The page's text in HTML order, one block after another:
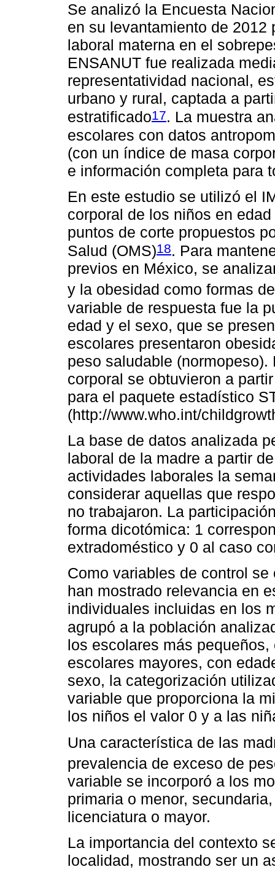
Se analizó la Encuesta
en su levantamiento de
laboral materna en el
ENSANUT fue realizada
representatividad nacional,
urbano y rural, captada a
estratificado17. La muestra
escolares con datos
(con un índice de masa
e información completa para
En este estudio se utilizó el
corporal de los niños en
puntos de corte propuestos
Salud (OMS)18. Para
previos en México, se
y la obesidad como formas
variable de respuesta fue la
edad y el sexo, que se
escolares presentaron
peso saludable
corporal se obtuvieron a
para el paquete estadístico
(http://www.who.int/
La base de datos analizada
laboral de la madre a partir
actividades laborales la
considerar aquellas que
no trabajaron. La
forma dicotómica: 1
extradoméstico y 0 al caso
Como variables de control
han mostrado relevancia en
individuales incluidas en los
agrupó a la población
los escolares más
escolares mayores, con
sexo, la categorización
variable que proporciona la
los niños el valor 0 y a las
Una característica de las
prevalencia de exceso de
variable se incorporó a los
primaria o menor,
licenciatura o mayor.
La importancia del contexto
localidad, mostrando ser un